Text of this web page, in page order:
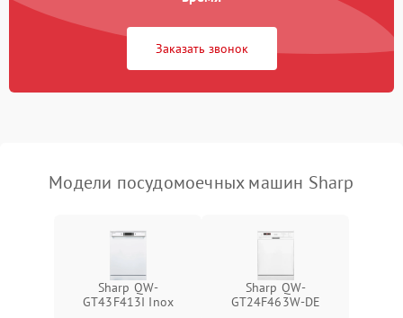
Сбои в работе таймера 1700 ₽
Заказать звонок
Модели посудомоечных машин Sharp
Sharp QW-
GT43F413I Inox
Sharp QW-
GT24F463W-DE